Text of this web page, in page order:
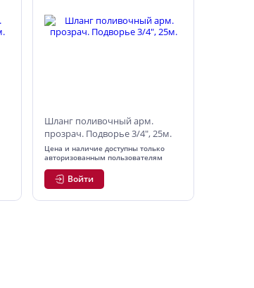
Шланг поливочный арм.
прозрач. Подворье 3/4", 25м.
Цена и наличие доступны только
авторизованным пользователям
Войти